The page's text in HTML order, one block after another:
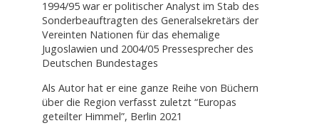
1994/95 war er politischer Analyst im Stab des
Sonderbeauftragten des Generalsekretärs der
Vereinten Nationen für das ehemalige
Jugoslawien und 2004/05 Pressesprecher des
Deutschen Bundestages
Als Autor hat er eine ganze Reihe von Büchern
über die Region verfasst zuletzt “Europas
geteilter Himmel”, Berlin 2021